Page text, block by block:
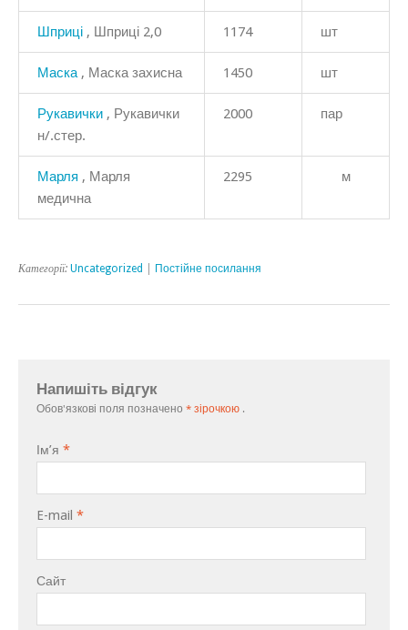
Шприці , Шприці 2,0 1174 шт
Маска , Маска захисна 1450 шт
Рукавички , Рукавички
н/.стер.
2000 пар
Марля , Марля
медична
2295 м
Категорії: Uncategorized Постійне посилання
Напишіть відгук
Обов'язкові поля позначено * зірочкою .
Ім’я *
E-mail *
Сайт